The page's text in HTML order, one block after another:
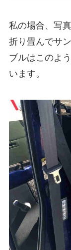
私の場合、写
折り畳んでサ
ブルはこのよ
います。